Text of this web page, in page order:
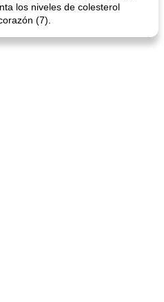
los niveles de colesterol
(7).